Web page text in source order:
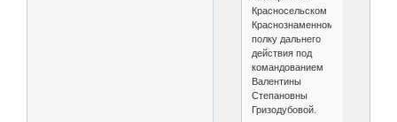
Красносельском
Краснознаменном
полку дальнего
действия под
командованием
Валентины
Степановны
Гризодубовой.